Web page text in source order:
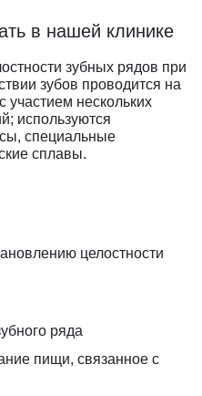
в нашей клинике
зубных рядов при
зубов проводится на
участием нескольких
используются
специальные
сплавы.
целостности
ряда
пищи, связанное с